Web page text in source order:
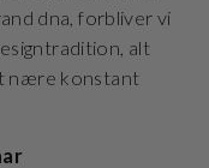
dna, forbliver vi
alt
nære konstant